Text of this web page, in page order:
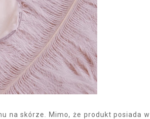
na skórze. Mimo, że produkt posiada w